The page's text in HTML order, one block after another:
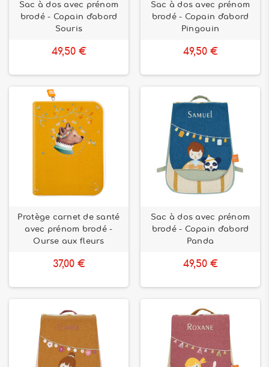
Sac à dos avec prénom
brodé - Copain d'abord
Souris
49,50 €
Sac à dos avec prénom
brodé - Copain d'abord
Pingouin
49,50 €
Protège carnet de santé
avec prénom brodé -
Ourse aux fleurs
37,00 €
Sac à dos avec prénom
brodé - Copain d'abord
Panda
49,50 €